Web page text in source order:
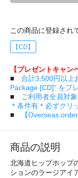
この商品に登録され
【CD】
【プレゼントキャン
■ 合計3,500円以上
Package [CD]" をプ
■
ご利用者全員対
＊条件有＊必ずクリ
■
【Overseas order
商品の説明
北海道ヒップホップ
ションのラージアイ